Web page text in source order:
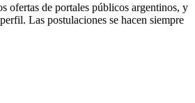
ofertas de portales públicos argentinos, y
Las postulaciones se hacen siempre